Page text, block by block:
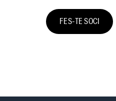
FES-TE SOCI